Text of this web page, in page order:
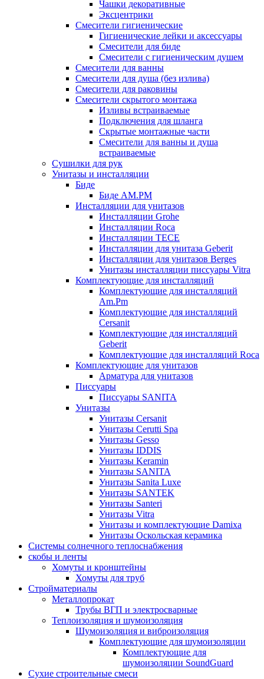
Чашки декоративные
Эксцентрики
Смесители гигиенические
Гигиенические лейки и аксессуары
Смесители для биде
Смесители с гигиеническим душем
Смесители для ванны
Смесители для душа (без излива)
Смесители для раковины
Смесители скрытого монтажа
Изливы встраиваемые
Подключения для шланга
Скрытые монтажные части
Смесители для ванны и душа
встраиваемые
Сушилки для рук
Унитазы и инсталляции
Биде
Биде AM.PM
Инсталляции для унитазов
Инсталляции Grohe
Инсталляции Roca
Инсталляции TECE
Инсталляции для унитаза Geberit
Инсталляции для унитазов Berges
Унитазы инсталляции писсуары Vitra
Комплектующие для инсталляций
Комплектующие для инсталляций
Am.Pm
Комплектующие для инсталляций
Cersanit
Комплектующие для инсталляций
Geberit
Комплектующие для инсталляций Roca
Комплектующие для унитазов
Арматура для унитазов
Писсуары
Писсуары SANITA
Унитазы
Унитазы Cersanit
Унитазы Cerutti Spa
Унитазы Gesso
Унитазы IDDIS
Унитазы Keramin
Унитазы SANITA
Унитазы Sanita Luxe
Унитазы SANTEK
Унитазы Santeri
Унитазы Vitra
Унитазы и комплектующие Damixa
Унитазы Оскольская керамика
Системы солнечного теплоснабжения
скобы и ленты
Хомуты и кронштейны
Хомуты для труб
Стройматериалы
Металлопрокат
Трубы ВГП и электросварные
Теплоизоляция и шумоизоляция
Шумоизоляция и виброизоляция
Комплектующие для шумоизоляции
Комплектующие для
шумоизоляции SoundGuard
Сухие строительные смеси